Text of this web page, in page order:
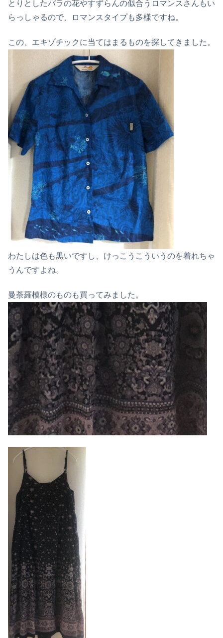
とりとしたバラの花やすずらんの似合うロマンスさんもい
らっしゃるので、ロマンスタイプも多様ですね。
この、エキゾチックに当てはまるものを探してきました。
わたしは色も黒いですし、けっこうこういうのを着れちゃ
うんですよね。
曼荼羅模様のものも買ってみました。